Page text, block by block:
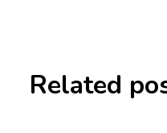
Related